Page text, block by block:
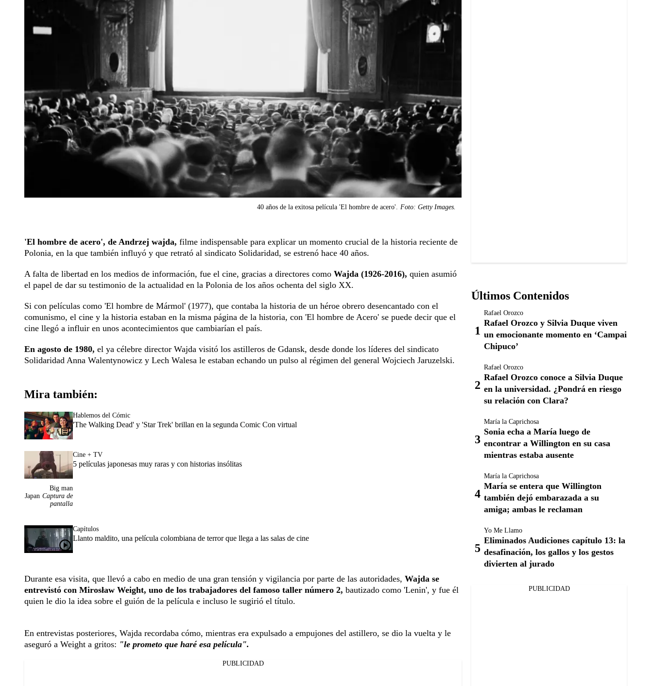
40 años de la exitosa película 'El hombre de acero'. Foto: Getty Images.
'El hombre de acero', de Andrzej wajda, filme indispensable para explicar un momento crucial de la historia reciente de
Polonia, en la que también influyó y que retrató al sindicato Solidaridad, se estrenó hace 40 años.
A falta de libertad en los medios de información, fue el cine, gracias a directores como Wajda (1926-2016), quien asumió
el papel de dar su testimonio de la actualidad en la Polonia de los años ochenta del siglo XX.
Si con películas como 'El hombre de Mármol' (1977), que contaba la historia de un héroe obrero desencantado con el
comunismo, el cine y la historia estaban en la misma página de la historia, con 'El hombre de Acero' se puede decir que el
cine llegó a influir en unos acontecimientos que cambiarían el país.
En agosto de 1980, el ya célebre director Wajda visitó los astilleros de Gdansk, desde donde los líderes del sindicato
Solidaridad Anna Walentynowicz y Lech Walesa le estaban echando un pulso al régimen del general Wojciech Jaruzelski.
Mira también:
Hablemos del Cómic
'The Walking Dead' y 'Star Trek' brillan en la segunda Comic Con virtual
Big man
Japan Captura de
pantalla
Cine + TV
5 películas japonesas muy raras y con historias insólitas
Capítulos
Llanto maldito, una película colombiana de terror que llega a las salas de cine
Durante esa visita, que llevó a cabo en medio de una gran tensión y vigilancia por parte de las autoridades, Wajda se
entrevistó con Mirosław Weight, uno de los trabajadores del famoso taller número 2, bautizado como 'Lenin', y fue él
quien le dio la idea sobre el guión de la película e incluso le sugirió el título.
En entrevistas posteriores, Wajda recordaba cómo, mientras era expulsado a empujones del astillero, se dio la vuelta y le
aseguró a Weight a gritos: "le prometo que haré esa película".
PUBLICIDAD
Últimos Contenidos
Rafael Orozco
Rafael Orozco y Silvia Duque viven
un emocionante momento en ‘Campai
Chipuco’
Rafael Orozco
Rafael Orozco conoce a Silvia Duque
en la universidad. ¿Pondrá en riesgo
su relación con Clara?
María la Caprichosa
Sonia echa a María luego de
encontrar a Willington en su casa
mientras estaba ausente
María la Caprichosa
María se entera que Willington
también dejó embarazada a su
amiga; ambas le reclaman
Yo Me Llamo
Eliminados Audiciones capítulo 13: la
desafinación, los gallos y los gestos
divierten al jurado
PUBLICIDAD